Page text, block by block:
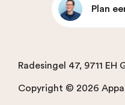
Plan
Radesingel 47, 9711 EH
Copyright © 2026